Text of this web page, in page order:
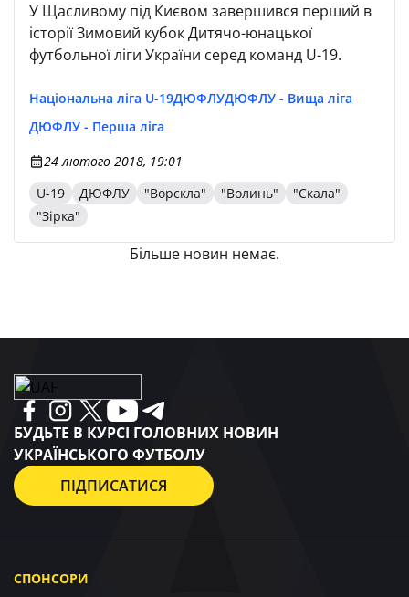
У Щасливому під Києвом завершився перший в
історії Зимовий кубок Дитячо-юнацької
футбольної ліги України серед команд U-19.
Національна ліга U-19ДЮФЛУДЮФЛУ - Вища ліга
ДЮФЛУ - Перша ліга
24 лютого 2018, 19:01
U-19
ДЮФЛУ "Ворскла" "Волинь"
"Скала"
"Зірка"
Більше новин немає.
БУДЬТЕ В КУРСІ ГОЛОВНИХ НОВИН
УКРАЇНСЬКОГО ФУТБОЛУ
ПІДПИСАТИСЯ
СПОНСОРИ